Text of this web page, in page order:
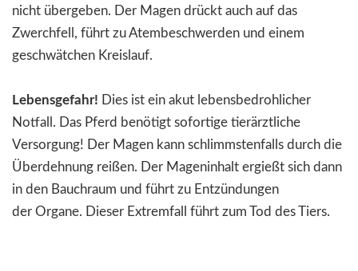
nicht übergeben. Der Magen drückt auch auf das
Zwerchfell, führt zu Atembeschwerden und einem
geschwätchen Kreislauf.
Lebensgefahr! Dies ist ein akut lebensbedrohlicher
Notfall. Das Pferd benötigt sofortige tierärztliche
Versorgung! Der Magen kann schlimmstenfalls durch die
Überdehnung reißen. Der Mageninhalt ergießt sich dann
in den Bauchraum und führt zu Entzündungen
der Organe. Dieser Extremfall führt zum Tod des Tiers.